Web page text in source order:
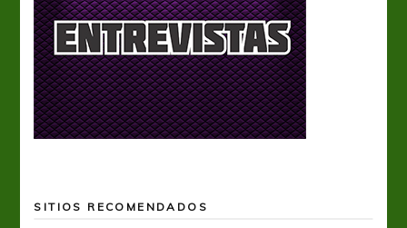
SITIOS RECOMENDADOS